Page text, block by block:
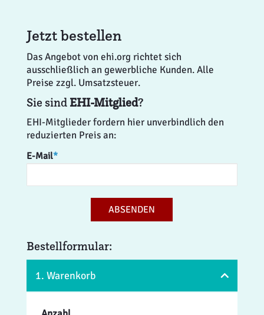
Jetzt bestellen
Das Angebot von ehi.org richtet sich
ausschließlich an gewerbliche Kunden. Alle
Preise zzgl. Umsatzsteuer.
Sie sind EHI-Mitglied?
EHI-Mitglieder fordern hier unverbindlich den
reduzierten Preis an:
E-Mail*
ABSENDEN
Bestellformular:
1. Warenkorb